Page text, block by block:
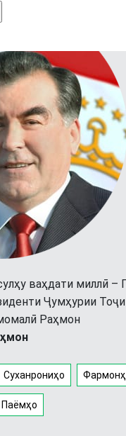
ваҳдати миллӣ
Ҷумҳурии
Раҳмон
Суханрониҳо
Паёмҳо